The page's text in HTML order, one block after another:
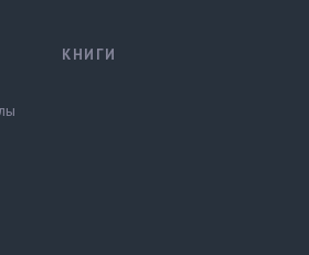
КНИГИ